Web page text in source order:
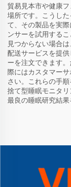
貿易見本市や健康
場所です。こうし
て、その製品を実
ンサーを試用する
見つからない場合
配送サービスを提
ーを注文できます
際にはカスタマー
さい。これらの手
捨て型睡眠モニタリ
最良の睡眠研究結果